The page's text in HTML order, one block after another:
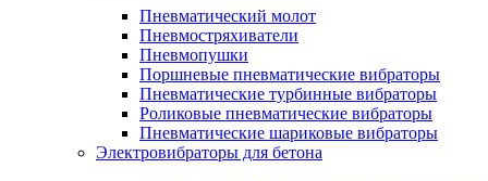
Пневматический молот
Пневмостряхиватели
Пневмопушки
Поршневые пневматические вибраторы
Пневматические турбинные вибраторы
Роликовые пневматические вибраторы
Пневматические шариковые вибраторы
Электровибраторы для бетона